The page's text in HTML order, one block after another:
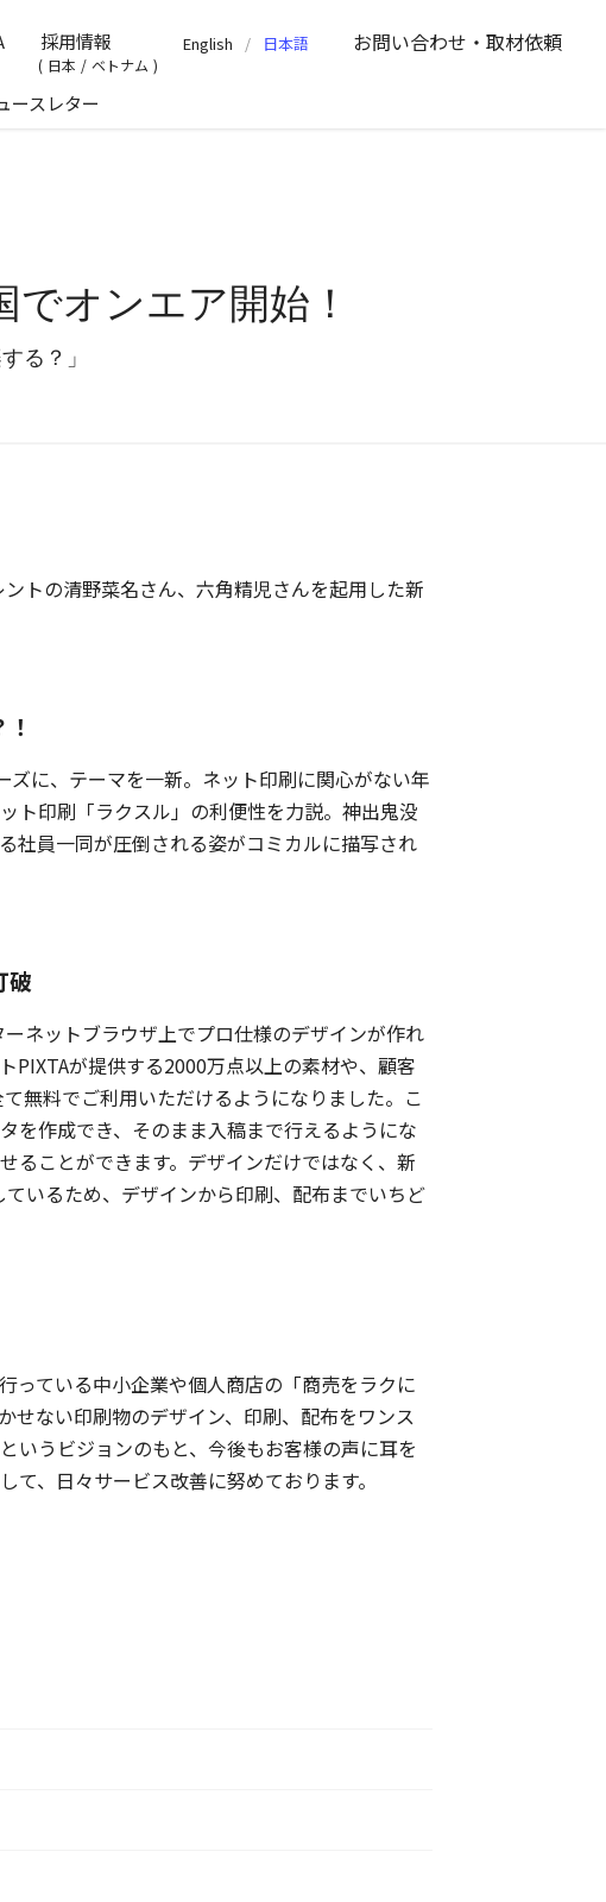
採用情報
日本 / ベトナム
English 日本語 お問い合わせ ・取材依頼
ースレター
オンエア開始！
る？」
トの清野菜名さん、六角精児さんを起用した新
に、テーマを一新。ネット印刷に関心がない年
ト印刷「ラクスル」の利便性を力説。神出鬼没
社員一同が圧倒される姿がコミカルに描写され
破
ネットブラウザ上でプロ仕様のデザインが作れ
PIXTAが提供する2000万点以上の素材や、顧客
無料でご利用いただけるようになりました。こ
を作成でき、そのまま入稿まで行えるようにな
ることができます。デザインだけではなく、新
いるため、デザインから印刷、配布までいちど
っている中小企業や個人商店の「商売をラクに
せない印刷物のデザイン、印刷、配布をワンス
いうビジョンのもと、今後もお客様の声に耳を
、日々サービス改善に努めております。